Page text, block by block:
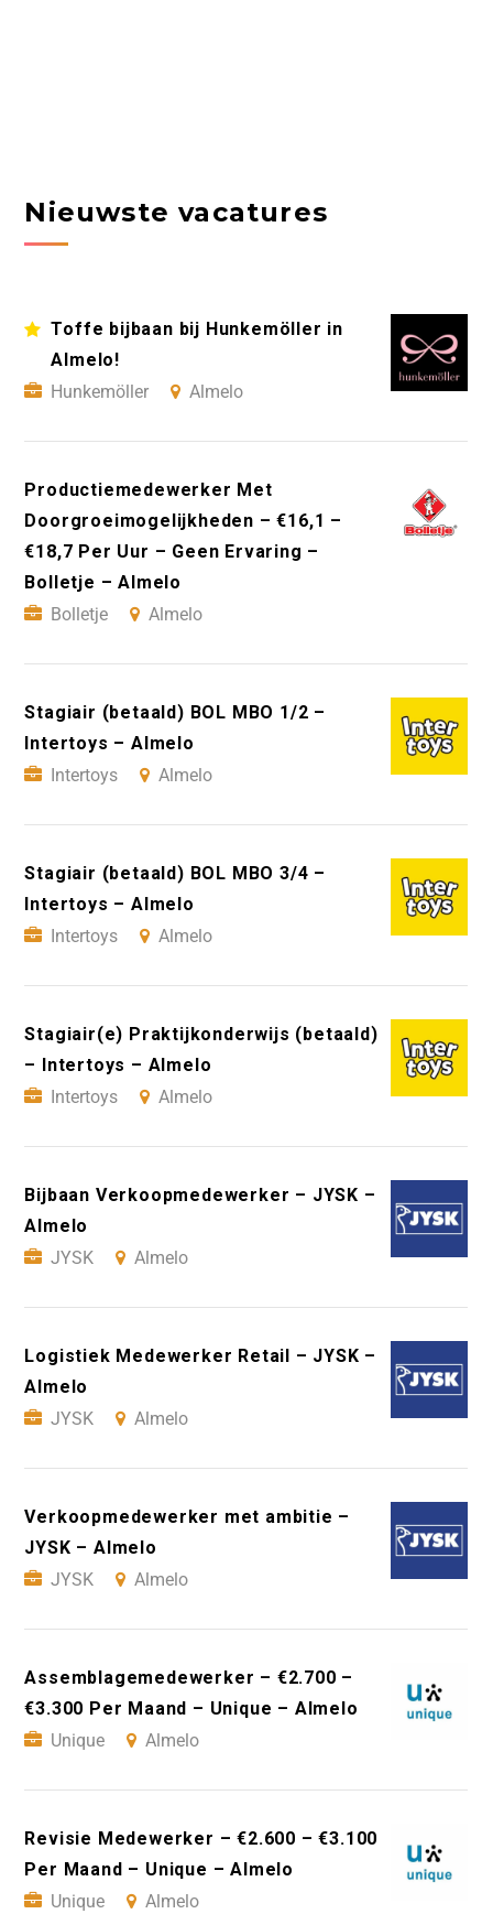
Nieuwste vacatures
Toffe bijbaan bij Hunkemöller in
Almelo!
Hunkemöller
Almelo
Productiemedewerker Met
Doorgroeimogelijkheden – €16,1 –
€18,7 Per Uur – Geen Ervaring –
Bolletje – Almelo
Bolletje
Almelo
Stagiair (betaald) BOL MBO 1/2 –
Intertoys – Almelo
Intertoys
Almelo
Stagiair (betaald) BOL MBO 3/4 –
Intertoys – Almelo
Intertoys
Almelo
Stagiair(e) Praktijkonderwijs (betaald)
– Intertoys – Almelo
Intertoys
Almelo
Bijbaan Verkoopmedewerker – JYSK –
Almelo
JYSK
Almelo
Logistiek Medewerker Retail – JYSK –
Almelo
JYSK
Almelo
Verkoopmedewerker met ambitie –
JYSK – Almelo
JYSK
Almelo
Assemblagemedewerker – €2.700 –
€3.300 Per Maand – Unique – Almelo
Unique
Almelo
Revisie Medewerker – €2.600 – €3.100
Per Maand – Unique – Almelo
Unique
Almelo